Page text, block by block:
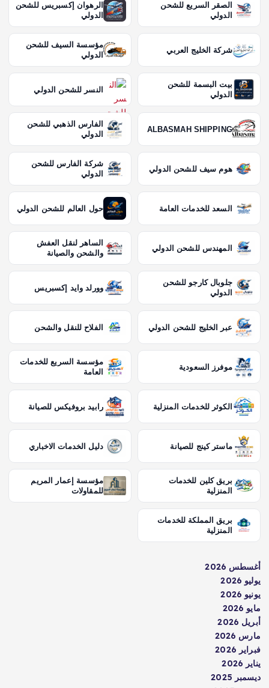
الصقر السريع للشحن
الدولي
الرهوان إكسبريس للشحن
الدولي
شركة الخليج العربي
مؤسسة السيف للشحن
الدولي
بيت البسمة للشحن
الدولي
النسر للشحن الدولي
ALBASMAH SHIPPING
الفارس الذهبي للشحن
الدولي
هوم سيف للشحن الدولي
شركة الفارس للشحن
الدولي
السعد للخدمات العامة حول العالم للشحن الدولي
المهندس للشحن الدولي
الساهر لنقل العفش
والشحن والصيانة
جلوبال كارجو للشحن
الدولي
وورلد وايد إكسبريس
عبر الخليج للشحن الدولي الفلاح للنقل والشحن
موفرز السعودية
مؤسسة السريع للخدمات
العامة
الكوثر للخدمات المنزلية رابيد بروفيكس للصيانة
ماستر كينج للصيانة دليل الخدمات الاخباري
بريق كلين للخدمات
المنزلية
مؤسسة إعمار المريم
للمقاولات
بريق المملكة للخدمات
المنزلية
أغسطس 2026
يوليو 2026
يونيو 2026
مايو 2026
أبريل 2026
مارس 2026
فبراير 2026
يناير 2026
ديسمبر 2025